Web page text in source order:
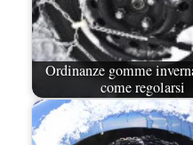
Ordinanze gomme
come regolarsi